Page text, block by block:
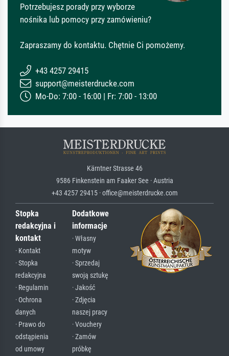
Potrzebujesz porady przy wyborze
nośnika lub pomocy przy zamówieniu?
Zapraszamy do kontaktu. Chętnie Ci pomożemy.
+43 4257 29415
support@meisterdrucke.com
Mo-Do: 7:00 - 16:00 | Fr: 7:00 - 13:00
Kärntner Strasse 46
9586 Finkenstein am Faaker See · Austria
+43 4257 29415 · office@meisterdrucke.com
Stopka
redakcyjna i
kontakt
· Kontakt
· Stopka
redakcyjna
· Regulamin
· Ochrona
danych
· Prawo do
odstąpienia
od umowy
Dodatkowe
informacje
· Własny
motyw
· Sprzedaj
swoją sztukę
· Jakość
· Zdjęcia
naszej pracy
· Vouchery
· Zamów
próbkę